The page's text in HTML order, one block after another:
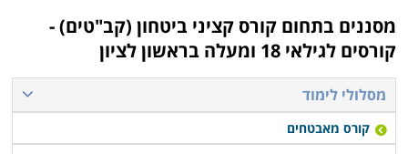
מסננים בתחום קורס קציני ביטחון (קב"טים) -
קורסים לגילאי 18 ומעלה בראשון לציון
מסלולי לימוד
קורס מאבטחים